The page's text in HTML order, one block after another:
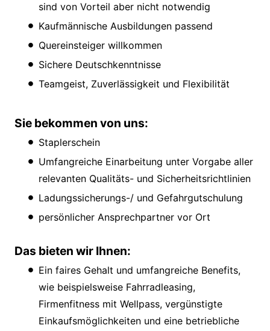
sind von Vorteil aber nicht notwendig
Kaufmännische Ausbildungen passend
Quereinsteiger willkommen
Sichere Deutschkenntnisse
Teamgeist, Zuverlässigkeit und Flexibilität
Sie bekommen von uns:
Staplerschein
Umfangreiche Einarbeitung unter Vorgabe aller
relevanten Qualitäts- und Sicherheitsrichtlinien
Ladungssicherungs-/ und Gefahrgutschulung
persönlicher Ansprechpartner vor Ort
Das bieten wir Ihnen:
Ein faires Gehalt und umfangreiche Benefits,
wie beispielsweise Fahrradleasing,
Firmenfitness mit Wellpass, vergünstigte
Einkaufsmöglichkeiten und eine betriebliche